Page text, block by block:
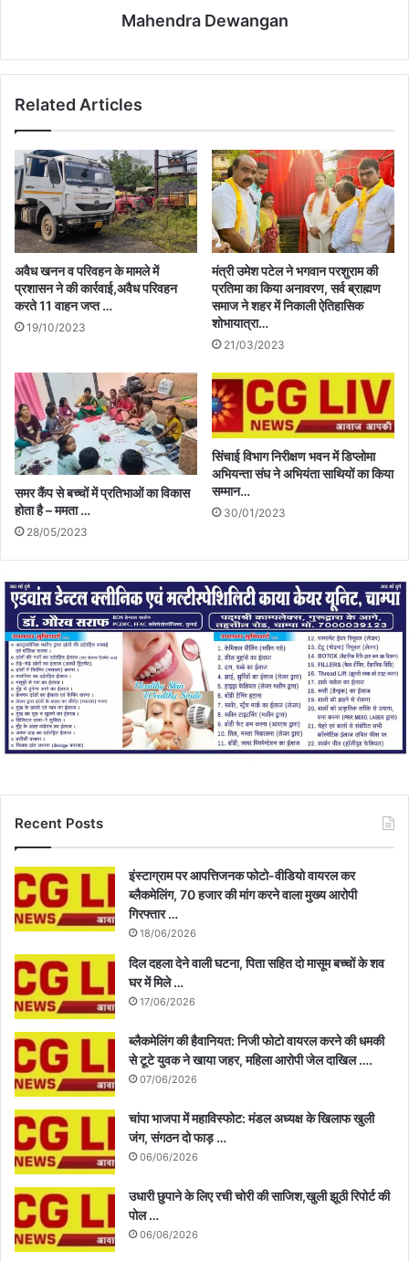
Mahendra Dewangan
Related Articles
अवैध खनन व परिवहन के मामले में
प्रशासन ने की कार्रवाई,अवैध परिवहन
करते 11 वाहन जप्त …
19/10/2023
मंत्री उमेश पटेल ने भगवान परशुराम की
प्रतिमा का किया अनावरण, सर्व ब्राह्मण
समाज ने शहर में निकाली ऐतिहासिक
शोभायात्रा…
21/03/2023
समर कैंप से बच्चों में प्रतिभाओं का विकास
होता है – ममता …
28/05/2023
सिंचाई विभाग निरीक्षण भवन में डिप्लोमा
अभियन्ता संघ ने अभियंता साथियों का किया
सम्मान…
30/01/2023
Recent Posts
इंस्टाग्राम पर आपत्तिजनक फोटो-वीडियो वायरल कर
ब्लैकमेलिंग, 70 हजार की मांग करने वाला मुख्य आरोपी
गिरफ्तार …
18/06/2026
दिल दहला देने वाली घटना, पिता सहित दो मासूम बच्चों के शव
घर में मिले …
17/06/2026
ब्लैकमेलिंग की हैवानियत: निजी फोटो वायरल करने की धमकी
से टूटे युवक ने खाया जहर, महिला आरोपी जेल दाखिल ….
07/06/2026
चांपा भाजपा में महाविस्फोट: मंडल अध्यक्ष के खिलाफ खुली
जंग, संगठन दो फाड़ …
06/06/2026
उधारी छुपाने के लिए रची चोरी की साजिश,खुली झूठी रिपोर्ट की
पोल …
06/06/2026